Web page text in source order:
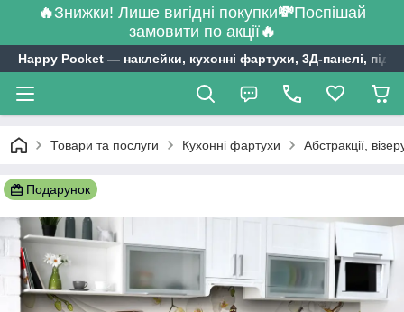
🔥Знижки! Лише вигідні покупки💸Поспішай
замовити по акції🔥
Happy Pocket ― наклейки, кухонні фартухи, 3Д-панелі,
Товари та послуги Кухонні фартухи Абстракції,
Подарунок